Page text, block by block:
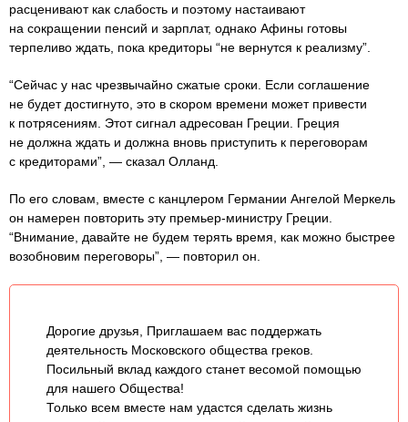
расценивают как слабость и поэтому настаивают
на сокращении пенсий и зарплат, однако Афины готовы
терпеливо ждать, пока кредиторы “не вернутся к реализму”.
“Сейчас у нас чрезвычайно сжатые сроки. Если соглашение
не будет достигнуто, это в скором времени может привести
к потрясениям. Этот сигнал адресован Греции. Греция
не должна ждать и должна вновь приступить к переговорам
с кредиторами”, — сказал Олланд.
По его словам, вместе с канцлером Германии Ангелой Меркель
он намерен повторить эту премьер-министру Греции.
“Внимание, давайте не будем терять время, как можно быстрее
возобновим переговоры”, — повторил он.
Дорогие друзья, Приглашаем вас поддержать
деятельность Московского общества греков.
Посильный вклад каждого станет весомой помощью
для нашего Общества!
Только всем вместе нам удастся сделать жизнь